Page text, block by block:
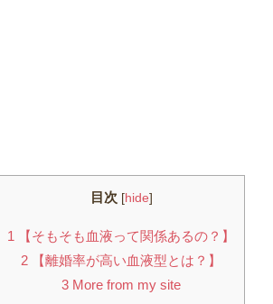
目次 [hide]
1
【そもそも血液って関係あるの？】
2 【離婚率が高い血液型とは？】
3 More from my site